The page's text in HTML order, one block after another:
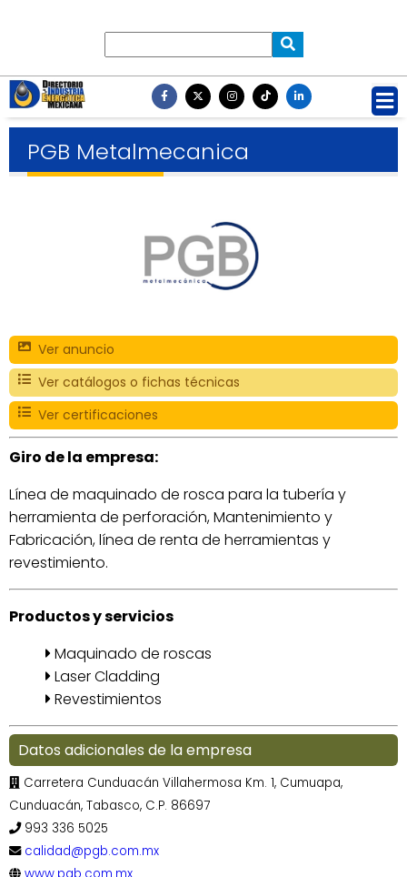
PGB Metalmecanica
Ver anuncio
Ver catálogos o fichas técnicas
Ver certificaciones
Giro de la empresa:
Línea de maquinado de rosca para la tubería y
herramienta de perforación, Mantenimiento y
Fabricación, línea de renta de herramientas y
revestimiento.
Productos y servicios
Maquinado de roscas
Laser Cladding
Revestimientos
Datos adicionales de la empresa
Carretera Cunduacán Villahermosa Km. 1, Cumuapa,
Cunduacán, Tabasco, C.P. 86697
993 336 5025
calidad@pgb.com.mx
www.pgb.com.mx